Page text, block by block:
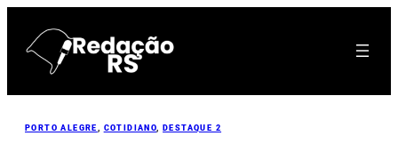
para
PORTO ALEGRE , COTIDIANO, DESTAQUE 2